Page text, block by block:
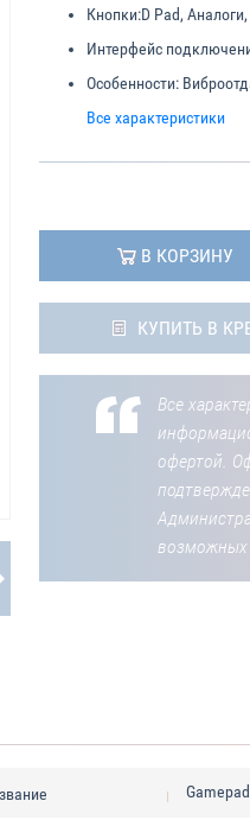
Кнопки:D Pad,
Интерфейс
Особенности:
Все характеристики
В КОРЗИНУ
КУПИТЬ В
Все
офертой.